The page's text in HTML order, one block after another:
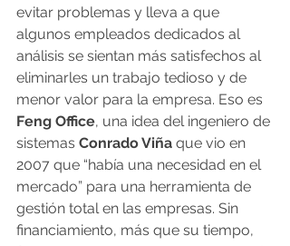
evitar problemas y lleva a que
algunos empleados dedicados al
análisis se sientan más satisfechos al
eliminarles un trabajo tedioso y de
menor valor para la empresa. Eso es
Feng Office, una idea del ingeniero de
sistemas Conrado Viña que vio en
2007 que “había una necesidad en el
mercado” para una herramienta de
gestión total en las empresas. Sin
financiamiento, más que su tiempo,